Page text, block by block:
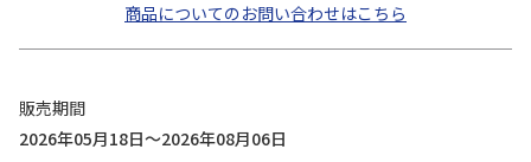
商品についてのお問い合わせはこちら
販売期間
2026年05月18日～2026年08月06日